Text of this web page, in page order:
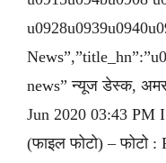
news” न्यूज डेस्क,
Jun 2020 03:43 PM
(फाइल फोटो) – फोटो :